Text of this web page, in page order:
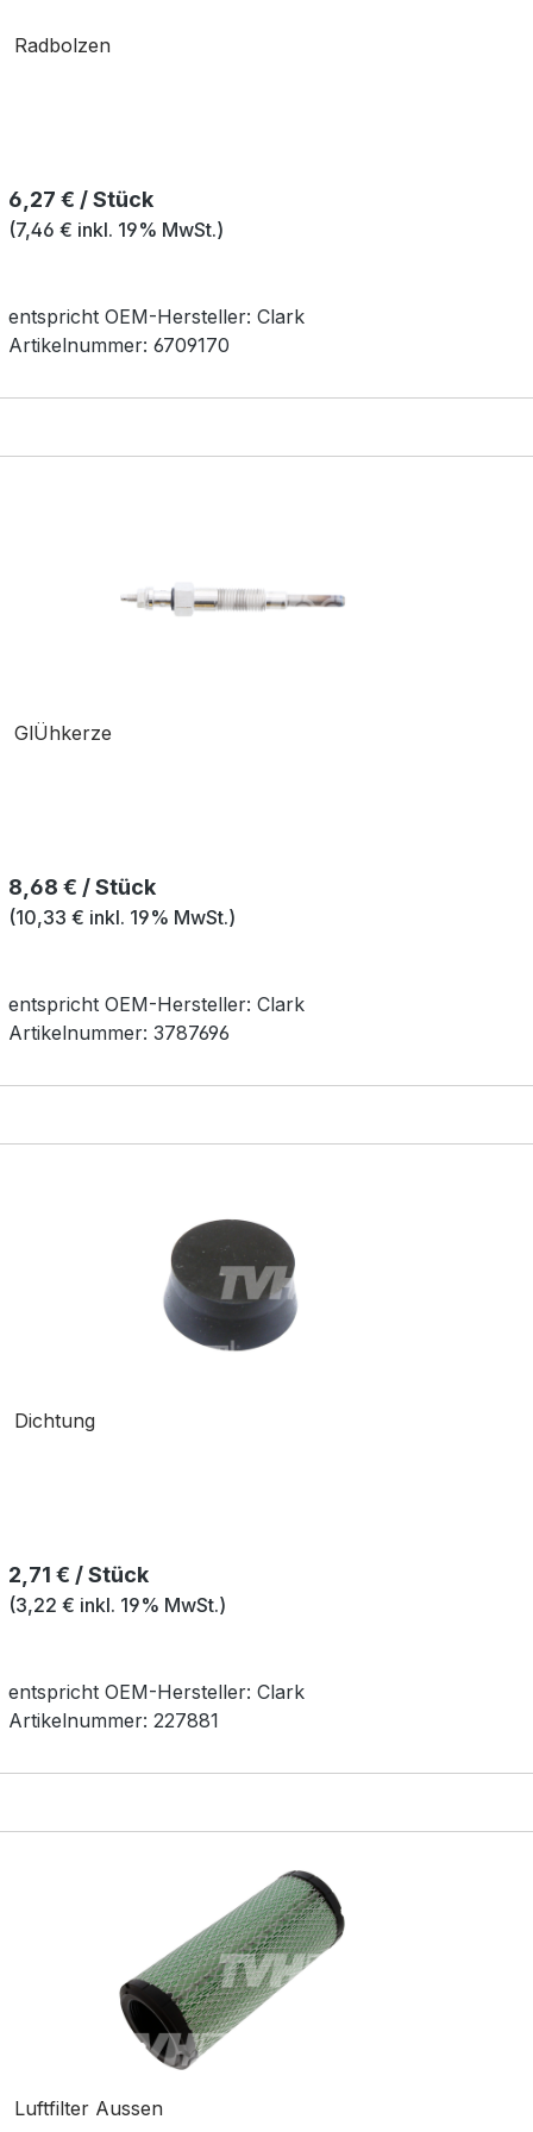
Radbolzen
Regulärer Preis:
6,27 € / Stück
(7,46 € inkl. 19% MwSt.)
entspricht OEM-Hersteller: Clark
Artikelnummer: 6709170
GlÜhkerze
Regulärer Preis:
8,68 € / Stück
(10,33 € inkl. 19% MwSt.)
entspricht OEM-Hersteller: Clark
Artikelnummer: 3787696
Dichtung
Regulärer Preis:
2,71 € / Stück
(3,22 € inkl. 19% MwSt.)
entspricht OEM-Hersteller: Clark
Artikelnummer: 227881
Luftfilter Aussen